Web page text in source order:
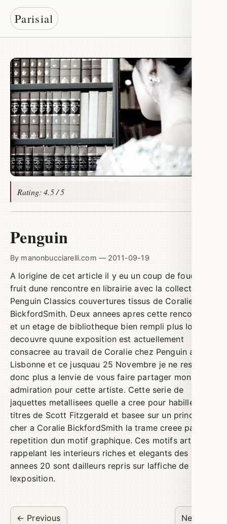
Parisial
Rating: 4.5 / 5
Penguin
By manonbucciarelli.com — 2011-09-19
A lorigine de cet article il y eu un coup de foudre
fruit dune rencontre en librairie avec la collection
Penguin Classics couvertures tissus de Coralie
BickfordSmith. Deux annees apres cette rencontre
et un etage de bibliotheque bien rempli plus loin je
decouvre quune exposition est actuellement
consacree au travail de Coralie chez Penguin a
Lisbonne et ce jusquau 25 Novembre je ne resiste
donc plus a lenvie de vous faire partager mon
admiration pour cette artiste. Cette serie de
jaquettes metallisees quelle a cree pour habiller six
titres de Scott Fitzgerald et basee sur un principe
cher a Coralie BickfordSmith la trame creee par la
repetition dun motif graphique. Ces motifs art deco
rappelant les interieurs riches et elegants des
annees 20 sont dailleurs repris sur laffiche de
lexposition.
← Previous Next →